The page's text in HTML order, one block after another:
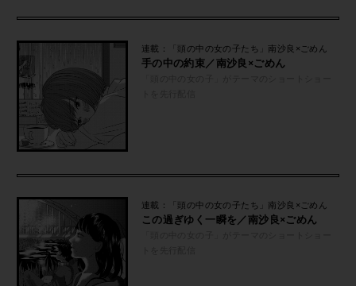
連載：「頭の中の女の子たち」南沙良×ごめん
手の中の約束／南沙良×ごめん
連載：「頭の中の女の子たち」南沙良×ごめん
この過ぎゆく一瞬を／南沙良×ごめん